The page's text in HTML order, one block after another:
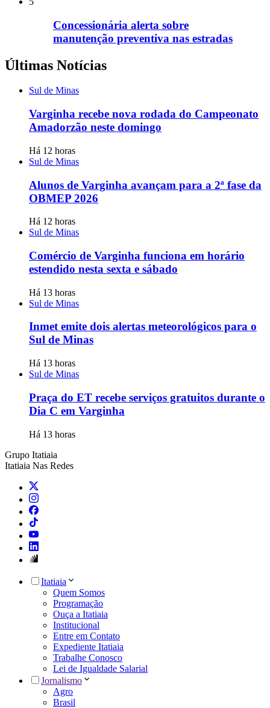
Concessionária alerta sobre
manutenção preventiva nas estradas
Últimas Notícias
Sul de Minas
Varginha recebe nova rodada do Campeonato
Amadorzão neste domingo
Há 12 horas
Sul de Minas
Alunos de Varginha avançam para a 2ª fase da
OBMEP 2026
Há 12 horas
Sul de Minas
Comércio de Varginha funciona em horário
estendido nesta sexta e sábado
Há 13 horas
Sul de Minas
Inmet emite dois alertas meteorológicos para o
Sul de Minas
Há 13 horas
Sul de Minas
Praça do ET recebe serviços gratuitos durante o
Dia C em Varginha
Há 13 horas
Grupo Itatiaia
Itatiaia Nas Redes
Itatiaia
Quem Somos
Programação
Ouça a Itatiaia
Institucional
Entre em Contato
Expediente Itatiaia
Trabalhe Conosco
Lei de Igualdade Salarial
Jornalismo
Agro
Brasil